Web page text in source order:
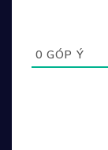
0 GÓP Ý